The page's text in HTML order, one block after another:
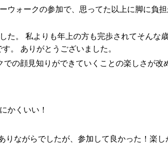
ウォークの参加で、思ってた以上に脚に負
た。 私よりも年上の方も完歩されてそんな
。 ありがとうございました。
の顔見知りができていくことの楽しさが改
かくいい！
りながらでしたが、参加して良かった！楽